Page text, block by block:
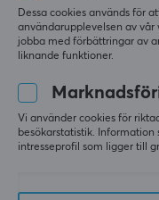
1
LÄMNA
Mer från
Dessa cookies används för
användarupplevelsen av
jobba med förbättringar av
liknande funktioner.
Vi använder cookies för
besökarstatistik. Information
intresseprofil som ligger till